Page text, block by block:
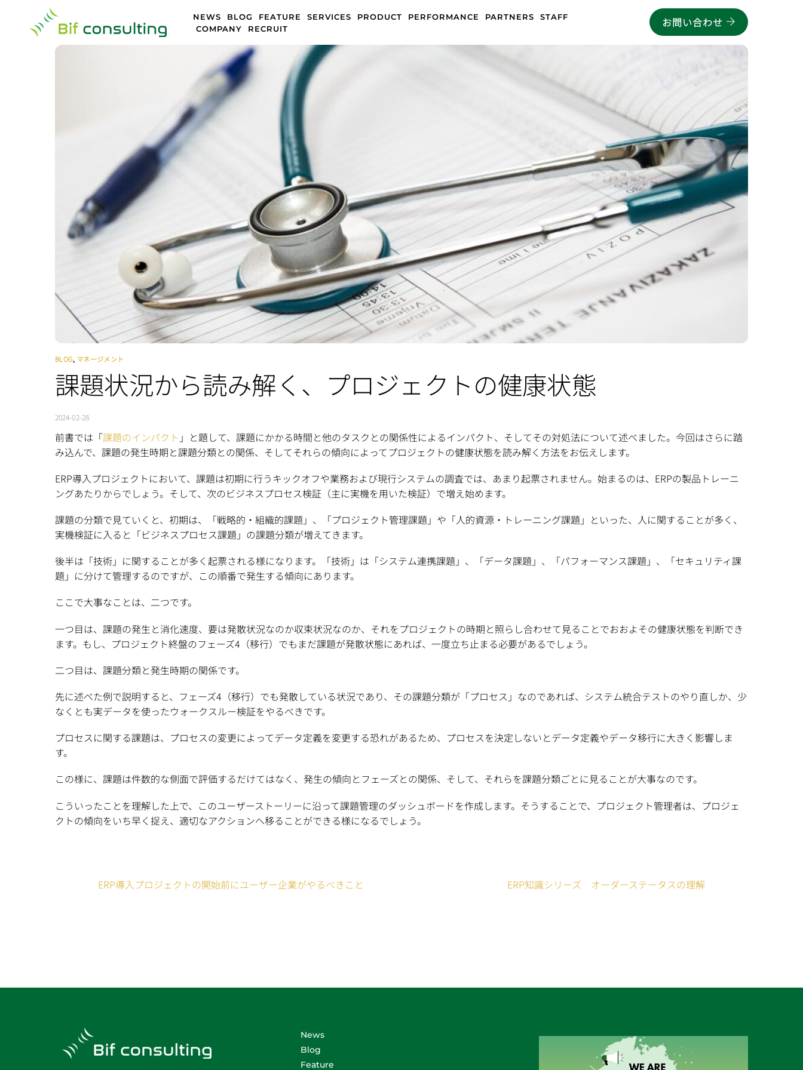
NEWS BLOG FEATURE SERVICES PRODUCT PERFORMANCE PARTNERS
STAFF
COMPANY
RECRUIT お問い合わせ
BLOG, マネージメント
課題状況から読み解く、プロジェクトの健康状態
2024-02-28
前書では「課題のインパクト 」と題して、課題にかかる時間と他のタスクとの関係性によるインパクト、そしてその対処法について述べました。今回はさらに踏
み込んで、課題の発生時期と課題分類との関係、そしてそれらの傾向によってプロジェクトの健康状態を読み解く方法をお伝えします。
ERP導入プロジェクトにおいて、課題は初期に行うキックオフや業務および現行システムの調査では、あまり起票されません。始まるのは、ERPの製品トレーニ
ングあたりからでしょう。そして、次のビジネスプロセス検証（主に実機を用いた検証）で増え始めます。
課題の分類で見ていくと、初期は、「戦略的・組織的課題」、「プロジェクト管理課題」や「人的資源・トレーニング課題」といった、人に関することが多く、
実機検証に入ると「ビジネスプロセス課題」の課題分類が増えてきます。
後半は「技術」に関することが多く起票される様になります。「技術」は「システム連携課題」、「データ課題」、「パフォーマンス課題」、「セキュリティ課
題」に分けて管理するのですが、この順番で発生する傾向にあります。
ここで大事なことは、二つです。
一つ目は、課題の発生と消化速度、要は発散状況なのか収束状況なのか、それをプロジェクトの時期と照らし合わせて見ることでおおよその健康状態を判断でき
ます。もし、プロジェクト終盤のフェーズ4（移行）でもまだ課題が発散状態にあれば、一度立ち止まる必要があるでしょう。
二つ目は、課題分類と発生時期の関係です。
先に述べた例で説明すると、フェーズ4（移行）でも発散している状況であり、その課題分類が「プロセス」なのであれば、システム統合テストのやり直しか、少
なくとも実データを使ったウォークスルー検証をやるべきです。
プロセスに関する課題は、プロセスの変更によってデータ定義を変更する恐れがあるため、プロセスを決定しないとデータ定義やデータ移行に大きく影響しま
す。
この様に、課題は件数的な側面で評価するだけてはなく、発生の傾向とフェーズとの関係、そして、それらを課題分類ごとに見ることが大事なのです。
こういったことを理解した上で、このユーザーストーリーに沿って課題管理のダッシュボードを作成します。そうすることで、プロジェクト管理者は、プロジェ
クトの傾向をいち早く捉え、適切なアクションへ移ることができる様になるでしょう。
ERP導入プロジェクトの開始前にユーザー企業がやるべきこと ERP知識シリーズ オーダーステータスの理解
News
Blog
Feature